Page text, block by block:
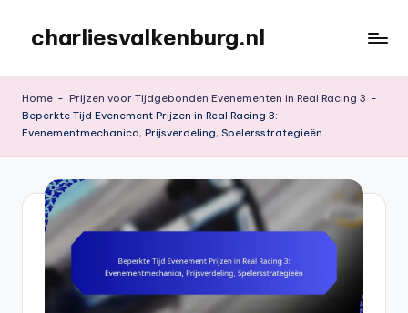
content
charliesvalkenburg.nl
Home - Prijzen voor Tijdgebonden Evenementen in Real Racing 3 -
Beperkte Tijd Evenement Prijzen in Real Racing 3:
Evenementmechanica, Prijsverdeling, Spelersstrategieën